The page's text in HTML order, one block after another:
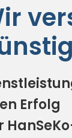
Erfolg